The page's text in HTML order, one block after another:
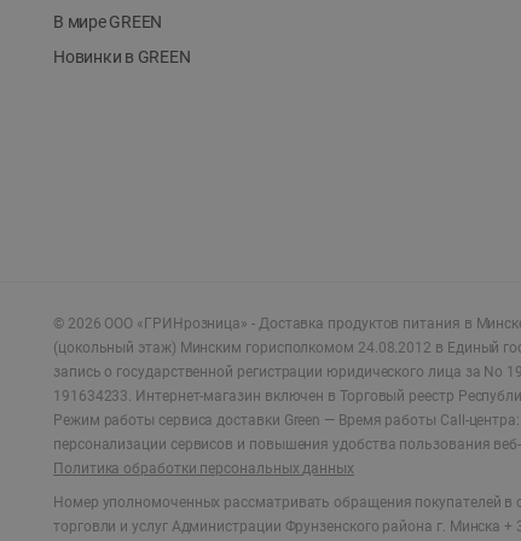
В мире GREEN
Новинки в GREEN
© 2026 ООО «ГРИНрозница» - Доставка продуктов питания в
(цокольный этаж) Минским горисполкомом 24.08.2012 в Единый
запись о государственной регистрации юридического лица за No
191634233. Интернет-магазин включен в Торговый реестр
Режим работы сервиса доставки Green — Время работы Call-
персонализации сервисов и повышения удобства пользования
Политика обработки персональных данных
Номер уполномоченных рассматривать обращения покупателей в
торговли и услуг Администрации Фрунзенского района г. Минска +